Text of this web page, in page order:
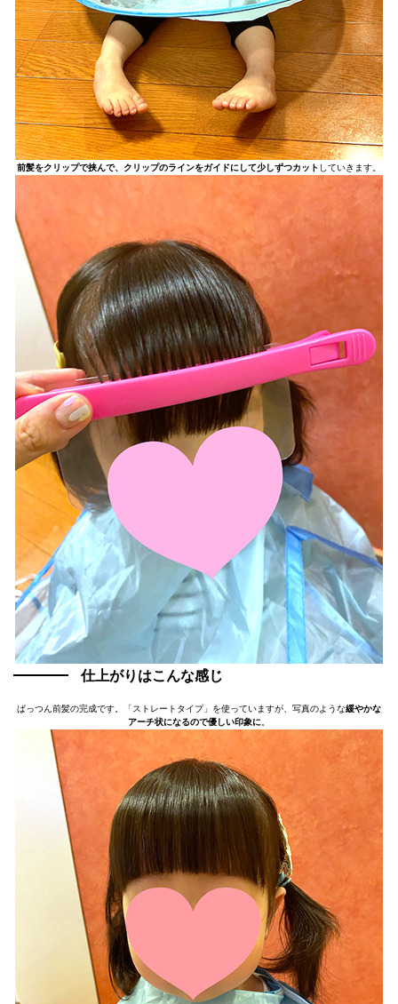
前髪をクリップで挟んで、クリップのラインをガイドにして少しずつカット していきます。
仕上がりはこんな感じ
ぱっつん前髪の完成です。「ストレートタイプ」を使っていますが、写真のような緩やかな
アーチ状になるので優しい印象に